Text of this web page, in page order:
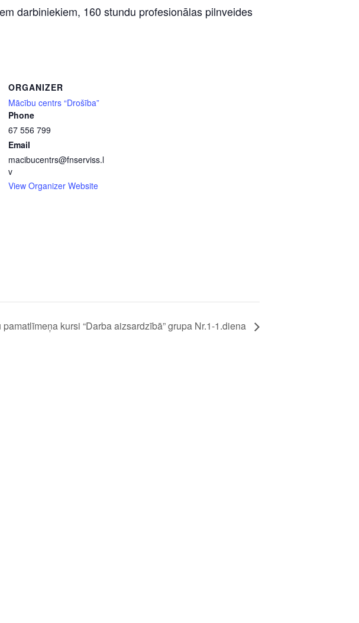
darbiniekiem, 160 stundu profesionālas pilnveides
ORGANIZER
Mācību centrs “Drošība”
Phone
67 556 799
Email
macibucentrs@fnserviss.l
v
View Organizer Website
kursi “Darba aizsardzībā” grupa Nr.1-1.diena